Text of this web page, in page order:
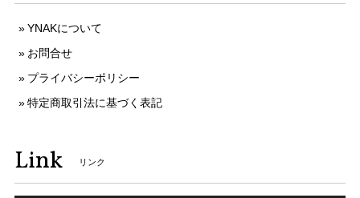
YNAKについて
お問合せ
プライバシーポリシー
特定商取引法に基づく表記
Link リンク